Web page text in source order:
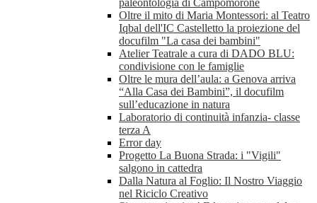
paleontologia di Campomorone
Oltre il mito di Maria Montessori: al Teatro
Iqbal dell'IC Castelletto la proiezione del
docufilm "La casa dei bambini"
Atelier Teatrale a cura di DADO BLU:
condivisione con le famiglie
Oltre le mura dell’aula: a Genova arriva
“Alla Casa dei Bambini”, il docufilm
sull’educazione in natura
Laboratorio di continuità infanzia- classe
terza A
Error day
Progetto La Buona Strada: i "Vigili"
salgono in cattedra
Dalla Natura al Foglio: Il Nostro Viaggio
nel Riciclo Creativo